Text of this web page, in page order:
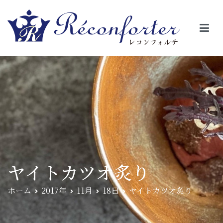
【レコンフォルテ】吹田・千里山/フレンチ（フラ
ンス料理）
絵の様に見える。そんな空間で、ゆっくり素材そのものの旨さを閉
じ込めたフレンチを・・・・・。
ヤイトカツオ炙り
ホーム 2017年 11月 18日 ヤイトカツオ炙り